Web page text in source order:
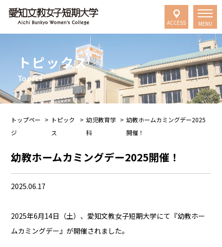
ACCESS
トピックス
Topics
MENU
トップペー
ジ
> トピック
ス
> 幼児教育学
科
> 幼教ホームカミングデー2025
開催！
幼教ホームカミングデー2025開催！
2025.06.17
2025年6月14日（土）、愛知文教女子短期大学にて『幼教ホー
ムカミングデー』が開催されました。